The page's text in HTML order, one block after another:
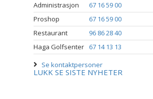
Administrasjon
67 16 59 00
Proshop
67 16 59 00
Restaurant
96 86 28 40
Haga Golfsenter
67 14 13 13
Se kontaktpersoner
LUKK SE SISTE NYHETER